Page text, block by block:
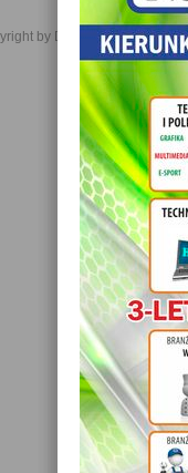
by Daniel JabĹoĹski